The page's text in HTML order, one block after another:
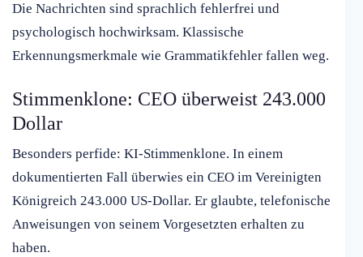
Die Nachrichten sind sprachlich fehlerfrei und
psychologisch hochwirksam. Klassische
Erkennungsmerkmale wie Grammatikfehler fallen weg.
Stimmenklone: CEO überweist 243.000
Dollar
Besonders perfide: KI-Stimmenklone. In einem
dokumentierten Fall überwies ein CEO im Vereinigten
Königreich 243.000 US-Dollar. Er glaubte, telefonische
Anweisungen von seinem Vorgesetzten erhalten zu
haben.